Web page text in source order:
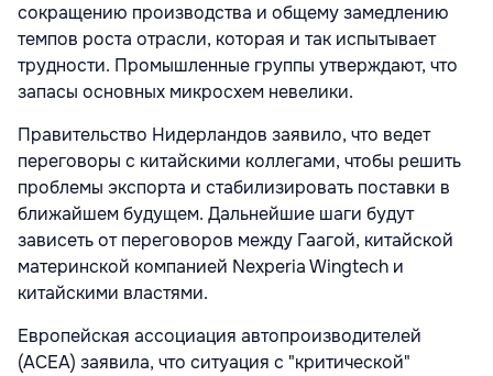
сокращению производства и общему замедлению
темпов роста отрасли, которая и так испытывает
трудности. Промышленные группы утверждают, что
запасы основных микросхем невелики.
Правительство Нидерландов заявило, что ведет
переговоры с китайскими коллегами, чтобы решить
проблемы экспорта и стабилизировать поставки в
ближайшем будущем. Дальнейшие шаги будут
зависеть от переговоров между Гаагой, китайской
материнской компанией Nexperia Wingtech и
китайскими властями.
Европейская ассоциация автопроизводителей
(ACEA) заявила, что ситуация с "критической"